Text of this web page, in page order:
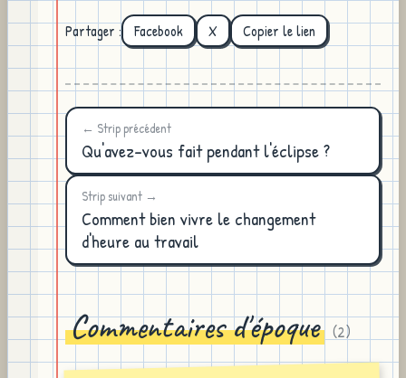
Partager : Facebook X Copier le lien
← Strip précédent
Qu'avez-vous fait pendant l'éclipse ?
Strip suivant →
Comment bien vivre le changement
d'heure au travail
Commentaires d'époque (2)